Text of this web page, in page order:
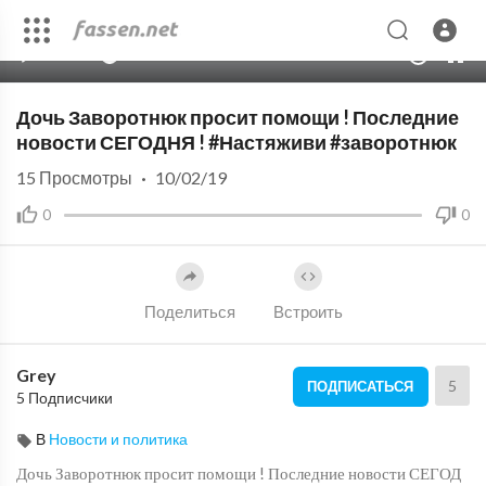
Дочь Заворотнюк просит помощи ! Последние
новости СЕГОДНЯ ! #Настяживи #заворотнюк
0 0
15 Просмотры · 10/02/19
Поделиться Встроить
Grey
5 Подписчики
ПОДПИСАТЬСЯ 5
В Новости и политика
Дочь Заворотнюк просит помощи ! Последние новости СЕГОД